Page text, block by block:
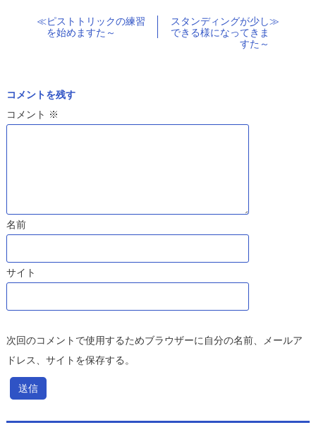
ピストトリックの練習
を始めますた～
スタンディングが少し
できる様になってきま
すた～
コメントを残す
コメント ※
名前
サイト
次回のコメントで使用するためブラウザーに自分の名前、メールア
ドレス、サイトを保存する。